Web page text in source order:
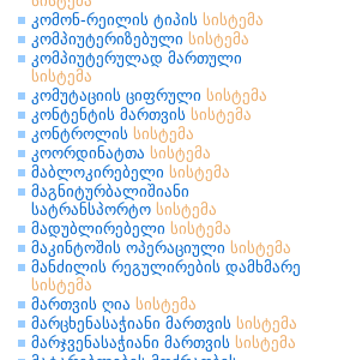
კომონ-რეილის ტიპის სისტემა
კომპიუტერიზებული სისტემა
კომპიუტერულად მართული
სისტემა
კომუტაციის ციფრული სისტემა
კონტენტის მართვის სისტემა
კონტროლის სისტემა
კოორდინატთა სისტემა
მაბლოკირებელი სისტემა
მაგნიტურბალიშიანი
სატრანსპორტო სისტემა
მადუბლირებელი სისტემა
მაკინტოშის ოპერაციული სისტემა
მანძილის რეგულირების დამხმარე
სისტემა
მართვის ღია სისტემა
მარცხენასაჭიანი მართვის სისტემა
მარჯვენასაჭიანი მართვის სისტემა